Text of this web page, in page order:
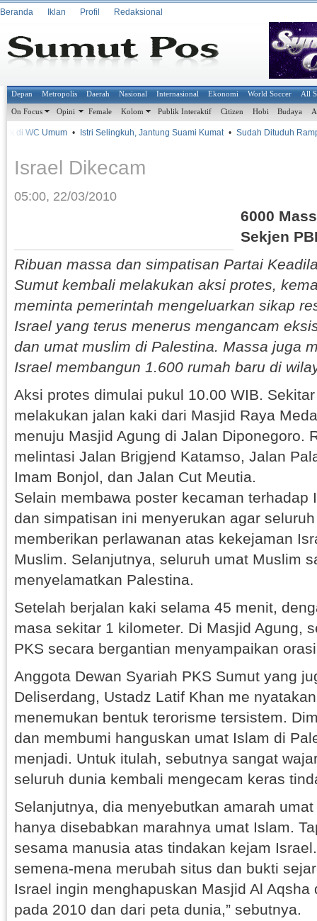
Beranda Iklan Profil Redaksional
Depan Metropolis Daerah Nasional Internasional Ekonomi World Soccer All
On Focus Opini Female Kolom Publik Interaktif Citizen Hobi Budaya
WC Umum • Istri Selingkuh, Jantung Suami Kumat • Sudah Dituduh Rampok
Israel Dikecam
05:00, 22/03/2010
6000
Sekjen
Ribuan massa dan simpatisan Partai
Sumut kembali melakukan aksi protes,
meminta pemerintah mengeluarkan sikap
Israel yang terus menerus mengancam
dan umat muslim di Palestina. Massa juga
Israel membangun 1.600 rumah baru di
Aksi protes dimulai pukul 10.00 WIB.
melakukan jalan kaki dari Masjid Raya
menuju Masjid Agung di Jalan Diponegoro.
melintasi Jalan Brigjend Katamso, Jalan
Imam Bonjol, dan Jalan Cut Meutia.
Selain membawa poster kecaman terhadap
dan simpatisan ini menyerukan agar
memberikan perlawanan atas kekejaman
Muslim. Selanjutnya, seluruh umat Muslim
menyelamatkan Palestina.
Setelah berjalan kaki selama 45 menit,
masa sekitar 1 kilometer. Di Masjid Agung,
PKS secara bergantian menyampaikan
Anggota Dewan Syariah PKS Sumut yang
Deliserdang, Ustadz Latif Khan me
menemukan bentuk terorisme tersistem.
dan membumi hanguskan umat Islam di
menjadi. Untuk itulah, sebutnya sangat
seluruh dunia kembali mengecam keras
Selanjutnya, dia menyebutkan amarah
hanya disebabkan marahnya umat Islam.
sesama manusia atas tindakan kejam
semena-mena merubah situs dan bukti
Israel ingin menghapuskan Masjid Al Aqsha
pada 2010 dan dari peta dunia,” sebutnya.